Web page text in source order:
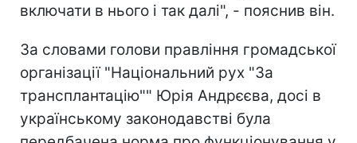
включати в нього і так далі", - пояснив він.
За словами голови правління громадської
організації "Національний рух "За
трансплантацію"" Юрія Андрєєва, досі в
українському законодавстві була